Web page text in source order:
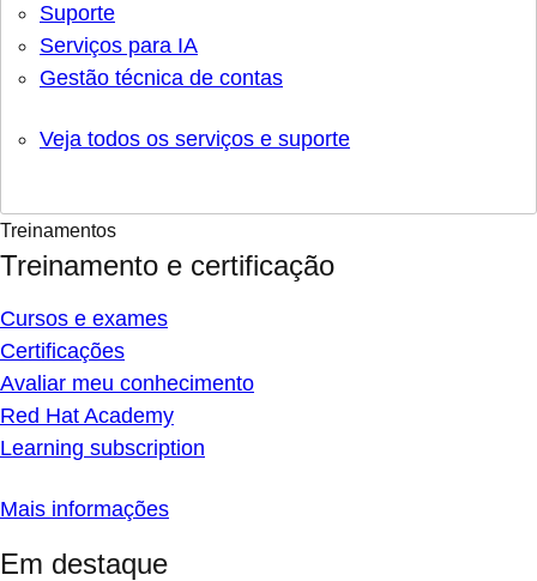
Suporte
Serviços para IA
Gestão técnica de contas
Veja todos os serviços e suporte
Treinamentos
Treinamento e certificação
Cursos e exames
Certificações
Avaliar meu conhecimento
Red Hat Academy
Learning subscription
Mais informações
Em destaque